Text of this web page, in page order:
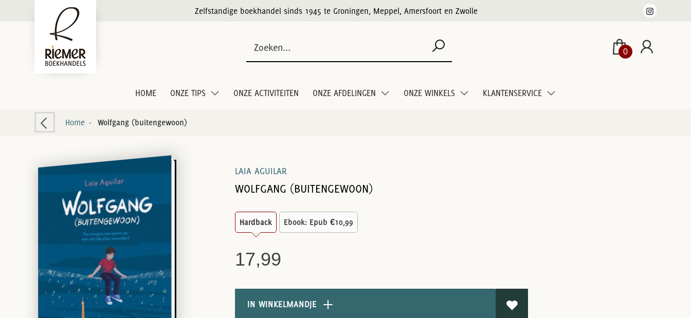
Zelfstandige boekhandel sinds 1945 te Groningen, Meppel, Amersfoort en Zwolle
0
HOME ONZE TIPS ONZE ACTIVITEITEN ONZE AFDELINGEN ONZE WINKELS KLANTENSERVICE
Home - Wolfgang (buitengewoon)
LAIA AGUILAR
WOLFGANG (BUITENGEWOON)
Hardback Ebook: Epub €10,99
17,99
IN WINKELMANDJE